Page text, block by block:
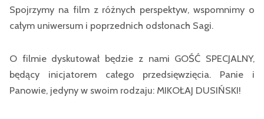
Spojrzymy na film z różnych perspektyw, wspomnimy o
całym uniwersum i poprzednich odsłonach Sagi.
O filmie dyskutował będzie z nami GOŚĆ SPECJALNY,
będący inicjatorem całego przedsięwzięcia. Panie i
Panowie, jedyny w swoim rodzaju: MIKOŁAJ DUSIŃSKI!